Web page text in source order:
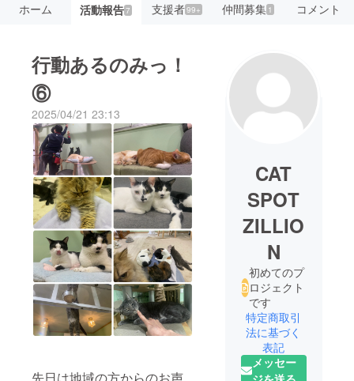
ホーム 活動報告7 支援者99+ 仲間募集 1 コメント
行動あるのみっ！
⑥
2025/04/21 23:13
CAT
SPOT
ZILLIO
N
初めてのプ
ロジェクト
です
特定商取引
法に基づく
表記
メッセー